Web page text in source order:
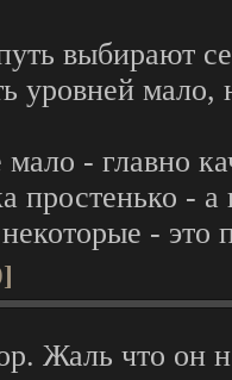
выбирают
уровней
- главно
простенько -
- это
Жаль что он